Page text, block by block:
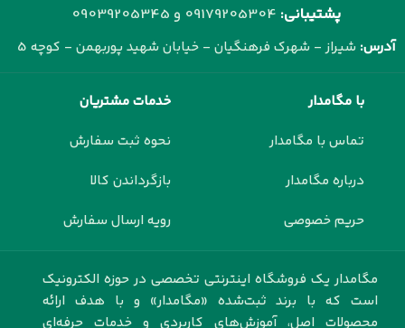
پشتیبانی: 09179205304 و 09039205345
آدرس: شیراز - شهرک فرهنگیان - خیابان شهید پوربهمن - کوچه 5
با مگامدار
تماس با مگامدار
درباره مگامدار
حریم خصوصی
خدمات مشتریان
نحوه ثبت سفارش
بازگرداندن کالا
رویه ارسال سفارش
مگامدار یک فروشگاه اینترنتی تخصصی در حوزه الکترونیک
است که با برند ثبت‌شده «مگامدار» و با هدف ارائه
محصولات اصل، آموزش‌های کاربردی و خدمات حرفه‌ای